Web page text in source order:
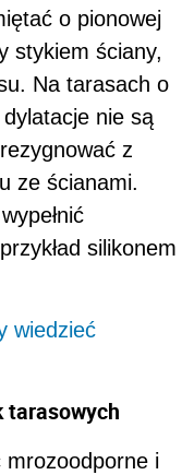
o pionowej
stykiem ściany,
Na tarasach o
nie są
z
ze ścianami.
silikonem
wiedzieć
tarasowych
mrozoodporne i